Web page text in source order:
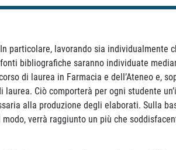
particolare, lavorando sia individualmente
bibliografiche saranno individuate
di laurea in Farmacia e dell’Ateneo e,
Ciò comporterà per ogni studente
alla produzione degli elaborati. Sulla
verrà raggiunto un più che